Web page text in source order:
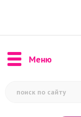
Меню